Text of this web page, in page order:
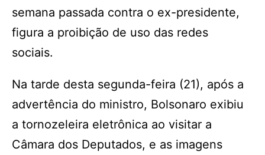
semana passada contra o ex-presidente,
figura a proibição de uso das redes
sociais.
Na tarde desta segunda-feira (21), após a
advertência do ministro, Bolsonaro exibiu
a tornozeleira eletrônica ao visitar a
Câmara dos Deputados, e as imagens